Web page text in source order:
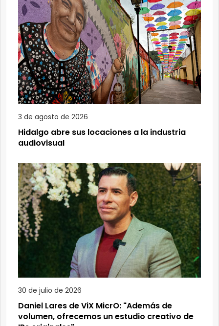
3 de agosto de 2026
Hidalgo abre sus locaciones a la industria
audiovisual
30 de julio de 2026
Daniel Lares de ViX MicrO: "Además de
volumen, ofrecemos un estudio creativo de